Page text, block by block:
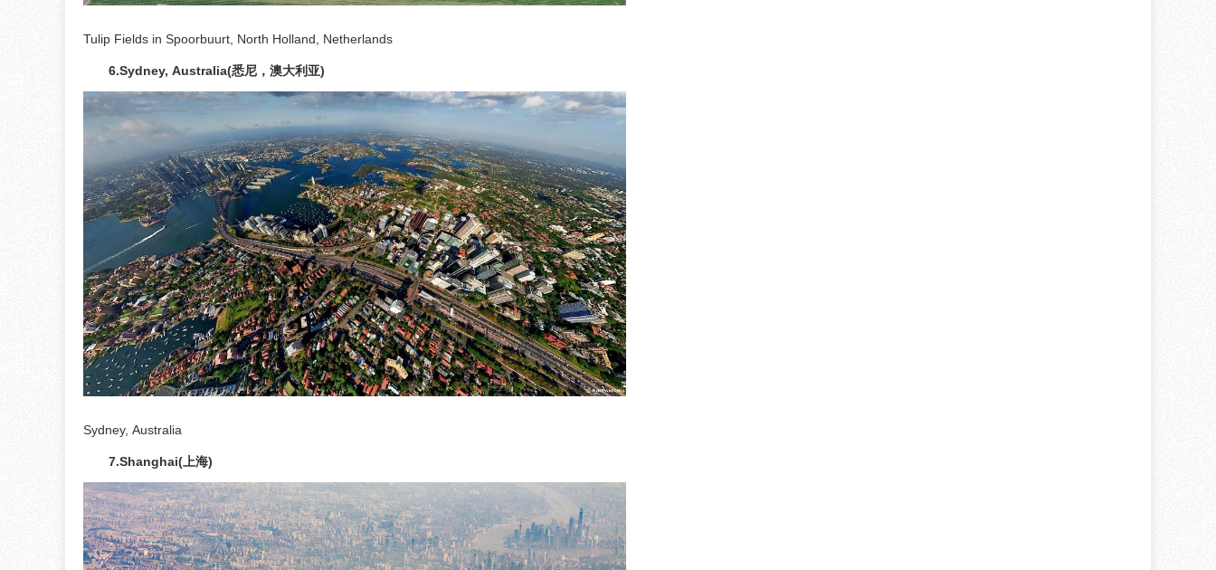
Tulip Fields in Spoorbuurt, North Holland, Netherlands
6.Sydney, Australia(悉尼，澳大利亚)
Sydney, Australia
7.Shanghai(上海)